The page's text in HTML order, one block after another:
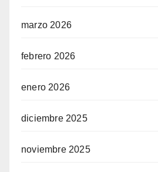
marzo 2026
febrero 2026
enero 2026
diciembre 2025
noviembre 2025